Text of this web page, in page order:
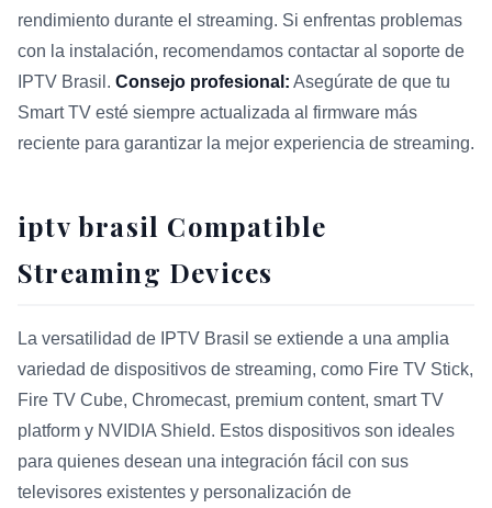
rendimiento durante el streaming. Si enfrentas problemas
con la instalación, recomendamos contactar al soporte de
IPTV Brasil. Consejo profesional: Asegúrate de que tu
Smart TV esté siempre actualizada al firmware más
reciente para garantizar la mejor experiencia de streaming.
iptv brasil Compatible
Streaming Devices
La versatilidad de IPTV Brasil se extiende a una amplia
variedad de dispositivos de streaming, como Fire TV Stick,
Fire TV Cube, Chromecast, premium content, smart TV
platform y NVIDIA Shield. Estos dispositivos son ideales
para quienes desean una integración fácil con sus
televisores existentes y personalización de